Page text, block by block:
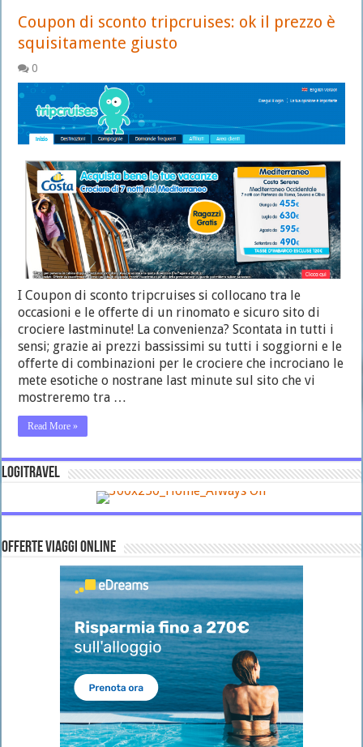
Coupon di sconto tripcruises: ok il prezzo è
squisitamente giusto
0
I Coupon di sconto tripcruises si collocano tra le
occasioni e le offerte di un rinomato e sicuro sito di
crociere lastminute! La convenienza? Scontata in tutti i
sensi; grazie ai prezzi bassissimi su tutti i soggiorni e le
offerte di combinazioni per le crociere che incrociano le
mete esotiche o nostrane last minute sul sito che vi
mostreremo tra …
Read More »
LOGITRAVEL
OFFERTE VIAGGI ONLINE